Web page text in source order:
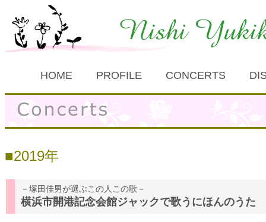
HOME PROFILE CONCERTS
2019年
－塚田佳男が選ぶこの人この歌－
横浜市開港記念会館ジャックで歌うにほんのうた